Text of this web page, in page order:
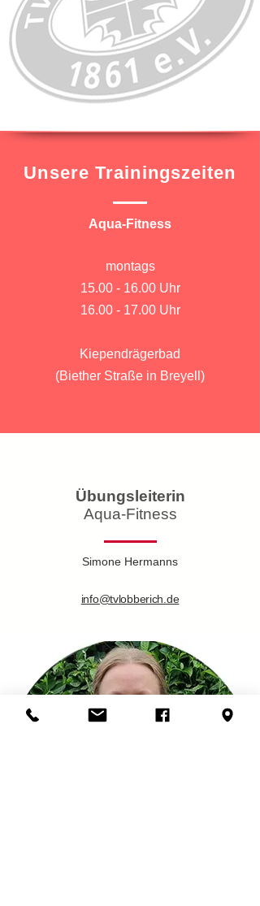
Unsere Trainingszeiten
Aqua-Fitness
montags
15.00 - 16.00Uhr
16.00 - 17.00Uhr
Kiependrägerbad
(Biether Straße in Breyell)
Übungsleiterin
Aqua-Fitness
Simone Hermanns
info@tvlobberich.de